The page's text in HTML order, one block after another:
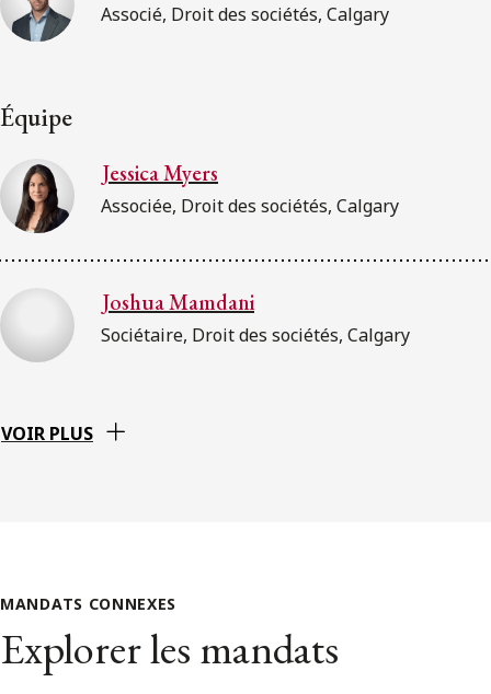
Associé, Droit des sociétés, Calgary
Équipe
Jessica Myers
Associée, Droit des sociétés, Calgary
Joshua Mamdani
Sociétaire, Droit des sociétés, Calgary
VOIR PLUS
MANDATS CONNEXES
Explorer les mandats